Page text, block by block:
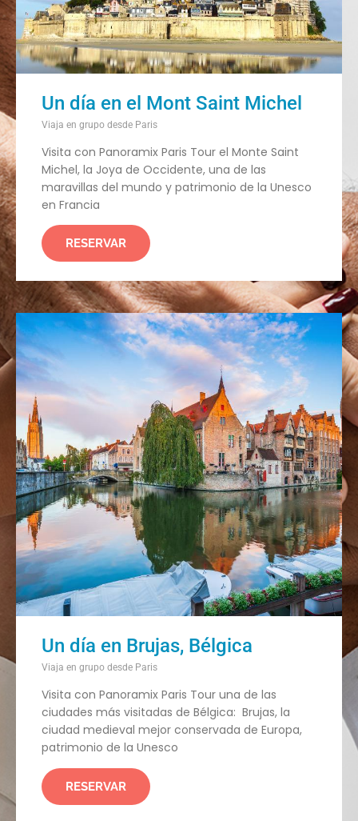
Un día en el Mont Saint Michel
Viaja en grupo desde Paris
Visita con Panoramix Paris Tour el Monte Saint
Michel, la Joya de Occidente, una de las
maravillas del mundo y patrimonio de la Unesco
en Francia
RESERVAR
Un día en Brujas, Bélgica
Viaja en grupo desde Paris
Visita con Panoramix Paris Tour una de las
ciudades más visitadas de Bélgica: Brujas, la
ciudad medieval mejor conservada de Europa,
patrimonio de la Unesco
RESERVAR